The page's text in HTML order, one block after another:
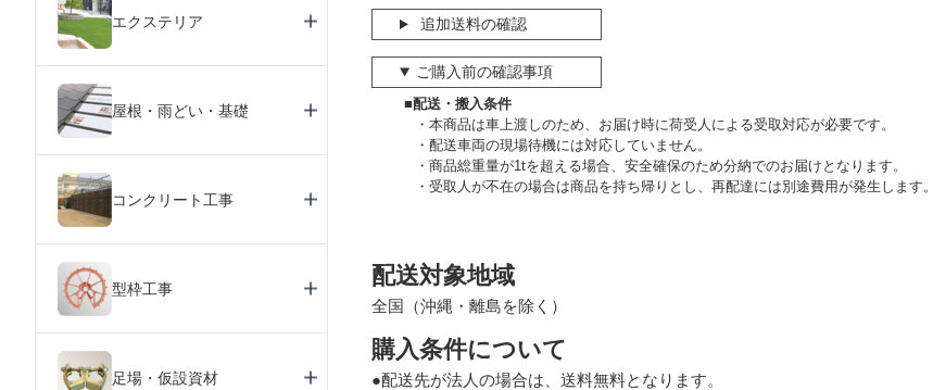
追加送料の確認
ご購入前の確認事項
■配送・搬入条件
本商品は車上渡しのため、お届け時に荷受人による受取対応が必要です。
配送車両の現場待機には対応していません。
商品総重量が1tを超える場合、安全確保のため分納でのお届けとなります。
受取人が不在の場合は商品を持ち帰りとし、再配達には別途費用が発生します。
配送対象地域
全国（沖縄・離島を除く）
購入条件について
●配送先が法人の場合は、送料無料となります。
エクステリア
屋根・雨どい・基礎
コンクリート工事
型枠工事
足場・仮設資材